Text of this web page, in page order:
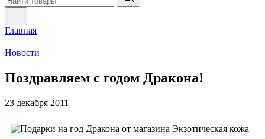
Главная
Новости
Поздравляем с годом Дракона!
23 декабря 2011